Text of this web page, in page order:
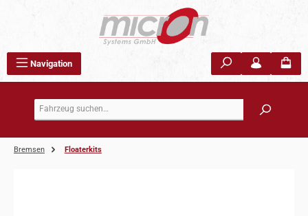
Navigation
Bremsen Floaterkits